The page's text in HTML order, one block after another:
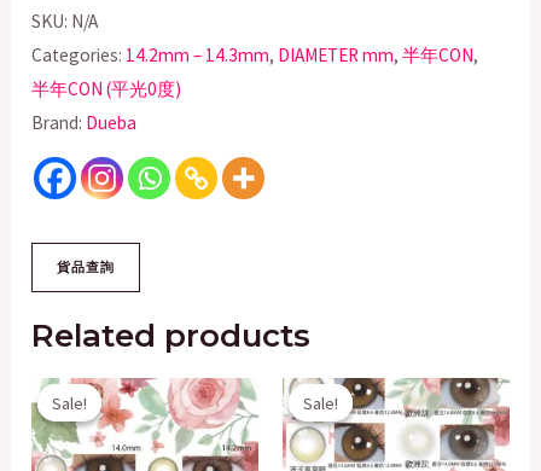
SKU: N/A
Categories: 14.2mm – 14.3mm, DIAMETER mm,半年CON,
半年CON (平光0度)
Brand: Dueba
Related products
Sale!
Sale!
Original
price
was:
$200.00.
Current
price
is:
$168.00.
Sale!
Sale!
Original
price
was:
$200.00.
Current
price
is:
$148.00.